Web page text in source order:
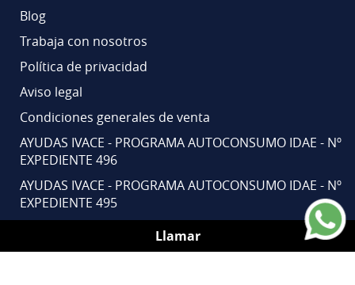
Blog
Trabaja con nosotros
Política de privacidad
Aviso legal
Condiciones generales de venta
AYUDAS IVACE - PROGRAMA AUTOCONSUMO IDAE - Nº
EXPEDIENTE 496
AYUDAS IVACE - PROGRAMA AUTOCONSUMO IDAE - Nº
EXPEDIENTE 495
FACEBOOK LINKEDIN
Llamar